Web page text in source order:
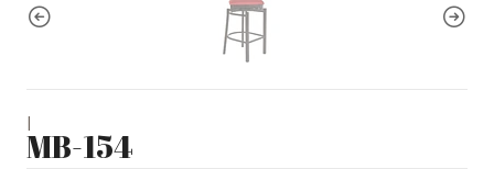
|
MB-154